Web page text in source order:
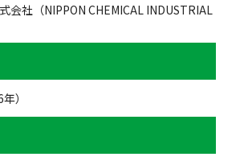
会社（NIPPON CHEMICAL INDUSTRIAL
）